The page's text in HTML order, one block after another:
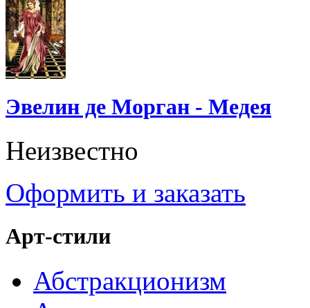
Эвелин де Морган - Медея
Неизвестно
Оформить и заказать
Арт-стили
Абстракционизм